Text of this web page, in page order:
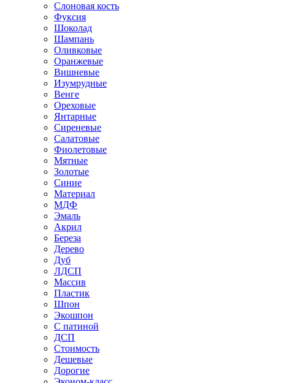
Слоновая кость
Фуксия
Шоколад
Шампань
Оливковые
Оранжевые
Вишневые
Изумрудные
Венге
Ореховые
Янтарные
Сиреневые
Салатовые
Фиолетовые
Мятные
Золотые
Синие
Материал
МДФ
Эмаль
Акрил
Береза
Дерево
Дуб
ЛДСП
Массив
Пластик
Шпон
Экошпон
С патиной
ДСП
Стоимость
Дешевые
Дорогие